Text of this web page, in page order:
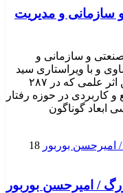
سازمانی و مدیریت
و سازمانی و
و با ویراستاری سید
محمدرضا حسینی علی‌آباد منتشر شد. این اثر علمی که در ۲۸۷
کاربردی در حوزه رفتار
ابعاد گوناگون
18
/ امیرحسن بوربور